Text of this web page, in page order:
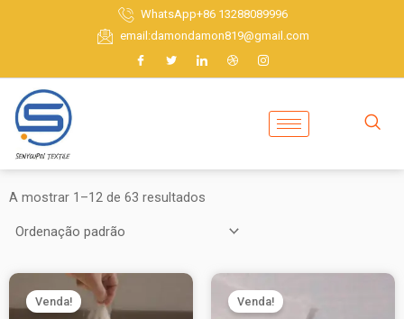
conteúdo
WhatsApp+86 13288089996
email:damondamon819@gmail.com
A mostrar 1–12 de 63 resultados
Venda! Venda!